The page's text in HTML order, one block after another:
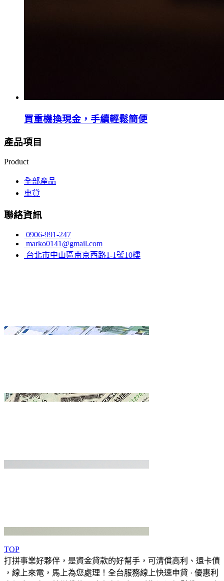
買重機換現金，手續輕鬆簡便
產品項目
Product
全部產品
車貸
聯絡資訊
0906-991-247
marko0141@gmail.com
台北市中山區南京西路1-1號10樓
TOP
打拼事業好夥伴，是資金貸款的好幫手，可清償高利、還卡債
，線上來電，馬上為您處理！全台服務線上快速申貸 · 優惠利